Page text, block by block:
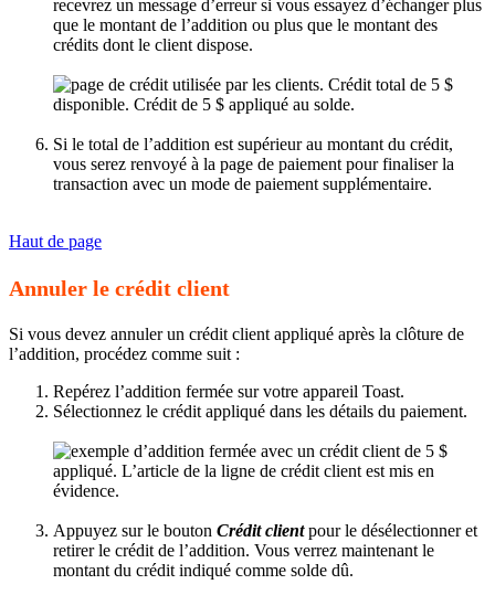
recevrez un message d’erreur si vous essayez d’échanger plus
que le montant de l’addition ou plus que le montant des
crédits dont le client dispose.
Si le total de l’addition est supérieur au montant du crédit,
vous serez renvoyé à la page de paiement pour finaliser la
transaction avec un mode de paiement supplémentaire.
Haut de page
Annuler le crédit client
Si vous devez annuler un crédit client appliqué après la clôture de
l’addition, procédez comme suit :
Repérez l’addition fermée sur votre appareil Toast.
Sélectionnez le crédit appliqué dans les détails du paiement.
Appuyez sur le bouton Crédit clientpour le désélectionner et
retirer le crédit de l’addition. Vous verrez maintenant le
montant du crédit indiqué comme solde dû.